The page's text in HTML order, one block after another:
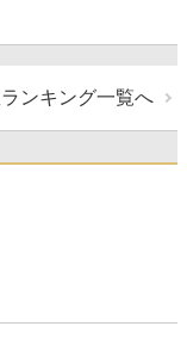
ンキング一覧へ